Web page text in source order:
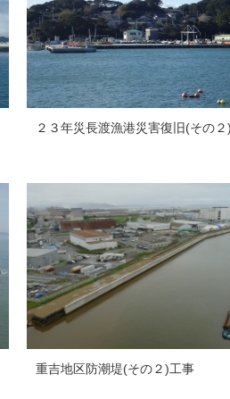
２３年災長渡漁港災害復旧(その
重吉地区防潮堤(その２)工事